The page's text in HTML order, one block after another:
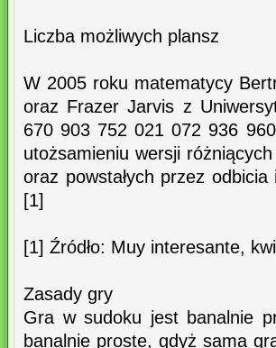
Liczba możliwych plansz
W 2005 roku matematycy
oraz Frazer Jarvis z
670 903 752 021 072 936
utożsamieniu wersji
oraz powstałych przez
[1]
[1] Źródło: Muy interesante,
Zasady gry
Gra w sudoku jest banalnie
banalnie proste, gdyż sama